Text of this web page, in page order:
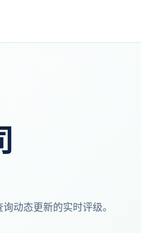
动态更新的实时评级。